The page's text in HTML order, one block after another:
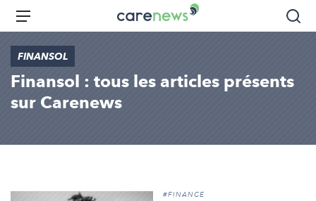
Aller
principal
Carenews,
Le
acteurs
l'engagement
Menu
FINANSOL
Finansol : tous les articles présents
sur Carenews
#FINANCE